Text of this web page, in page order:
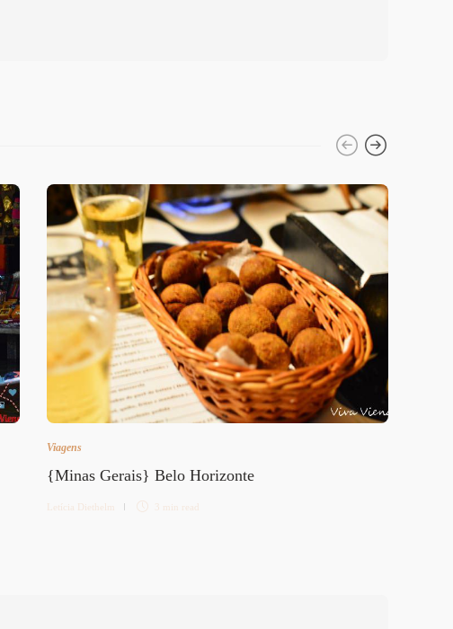
Viagens
{Minas Gerais} Belo Horizonte
Letícia Diethelm 3 min read